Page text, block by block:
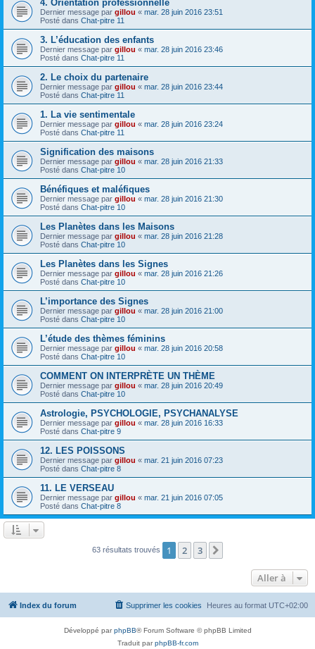
4. Orientation professionnelle
Dernier message par gillou « mar. 28 juin 2016 23:51
Posté dans Chat-pitre 11
3. L’éducation des enfants
Dernier message par gillou « mar. 28 juin 2016 23:46
Posté dans Chat-pitre 11
2. Le choix du partenaire
Dernier message par gillou « mar. 28 juin 2016 23:44
Posté dans Chat-pitre 11
1. La vie sentimentale
Dernier message par gillou « mar. 28 juin 2016 23:24
Posté dans Chat-pitre 11
Signification des maisons
Dernier message par gillou « mar. 28 juin 2016 21:33
Posté dans Chat-pitre 10
Bénéfiques et maléfiques
Dernier message par gillou « mar. 28 juin 2016 21:30
Posté dans Chat-pitre 10
Les Planètes dans les Maisons
Dernier message par gillou « mar. 28 juin 2016 21:28
Posté dans Chat-pitre 10
Les Planètes dans les Signes
Dernier message par gillou « mar. 28 juin 2016 21:26
Posté dans Chat-pitre 10
L’importance des Signes
Dernier message par gillou « mar. 28 juin 2016 21:00
Posté dans Chat-pitre 10
L’étude des thèmes féminins
Dernier message par gillou « mar. 28 juin 2016 20:58
Posté dans Chat-pitre 10
COMMENT ON INTERPRÈTE UN THÈME
Dernier message par gillou « mar. 28 juin 2016 20:49
Posté dans Chat-pitre 10
Astrologie, PSYCHOLOGIE, PSYCHANALYSE
Dernier message par gillou « mar. 28 juin 2016 16:33
Posté dans Chat-pitre 9
12. LES POISSONS
Dernier message par gillou « mar. 21 juin 2016 07:23
Posté dans Chat-pitre 8
11. LE VERSEAU
Dernier message par gillou « mar. 21 juin 2016 07:05
Posté dans Chat-pitre 8
63 résultats trouvés 1 2 3
Aller à
Index du forum Heures au format UTC+02:00
Supprimer les cookies
Développé parphpBB® Forum Software © phpBB Limited
Traduit parphpBB-fr.com